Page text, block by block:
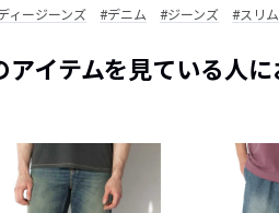
ィージーンズ #デニム #ジーンズ #スリム
アイテムを見ている人